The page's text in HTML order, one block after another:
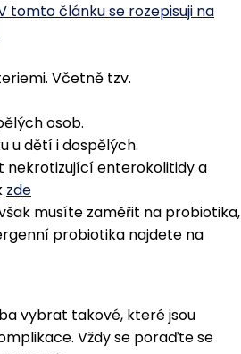
tomto článku se rozepisuji na
Včetně tzv.
osob.
u dětí i dospělých.
nekrotizující enterokolitidy a
zde
musíte zaměřit na probiotika,
probiotika najdete na
vybrat takové, které jsou
Vždy se poraďte se